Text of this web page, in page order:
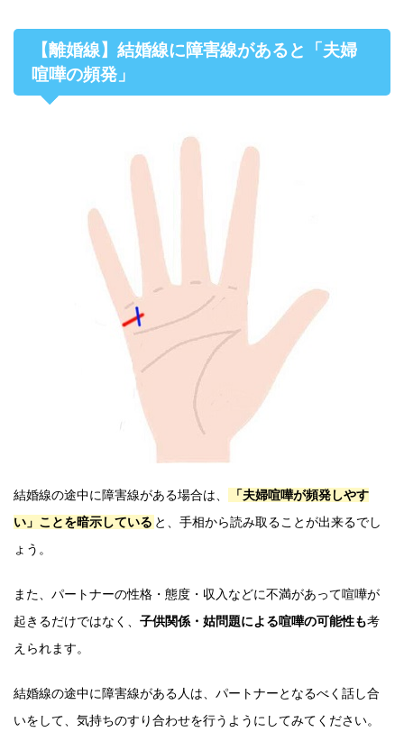
【離婚線】結婚線に障害線があると「夫婦
喧嘩の頻発」
結婚線の途中に障害線がある場合は、
「夫婦喧嘩が頻発しやす
い」ことを暗示している と、手相から読み取ることが出来るでし
ょう。
また、パートナーの性格・態度・収入などに不満があって喧嘩が
起きるだけではなく、 子供関係・姑問題による喧嘩の可能性も考
えられます。
結婚線の途中に障害線がある人は、パートナーとなるべく話し合
いをして、気持ちのすり合わせを行うようにしてみてください。